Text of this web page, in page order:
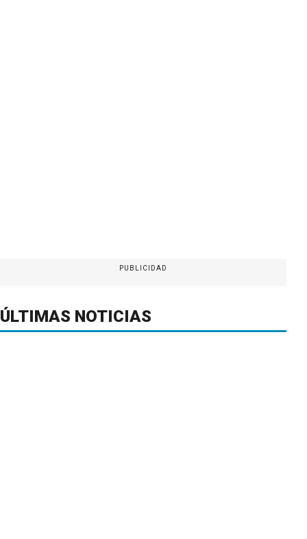
PUBLICIDAD
ÚLTIMAS NOTICIAS